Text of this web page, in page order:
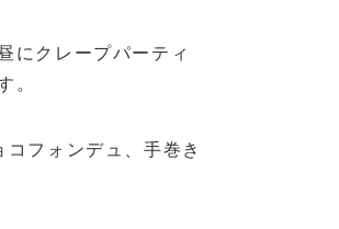
にクレープパーティ
フォンデュ、手巻き